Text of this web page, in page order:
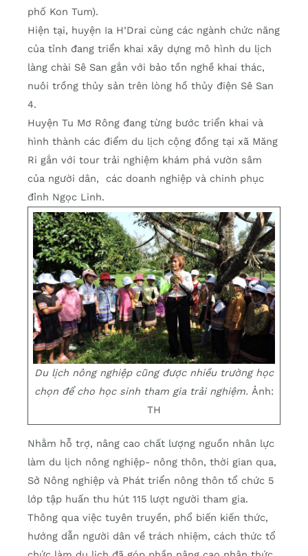
phố Kon Tum).
Hiện tại, huyện Ia H’Drai cùng các ngành chức năng
của tỉnh đang triển khai xây dựng mô hình du lịch
làng chài Sê San gắn với bảo tồn nghề khai thác,
nuôi trồng thủy sản trên lòng hồ thủy điện Sê San
4.
Huyện Tu Mơ Rông đang từng bước triển khai và
hình thành các điểm du lịch cộng đồng tại xã Măng
Ri gắn với tour trải nghiệm khám phá vườn sâm
của người dân, các doanh nghiệp và chinh phục
đỉnh Ngọc Linh.
Du lịch nông nghiệp cũng được nhiều trường học
chọn để cho học sinh tham gia trải nghiệm. Ảnh:
TH
Nhằm hỗ trợ, nâng cao chất lượng nguồn nhân lực
làm du lịch nông nghiệp- nông thôn, thời gian qua,
Sở Nông nghiệp và Phát triển nông thôn tổ chức 5
lớp tập huấn thu hút 115 lượt người tham gia.
Thông qua việc tuyên truyền, phổ biến kiến thức,
hướng dẫn người dân về trách nhiệm, cách thức tổ